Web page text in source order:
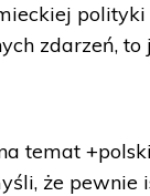
zdarzeń,
temat
że